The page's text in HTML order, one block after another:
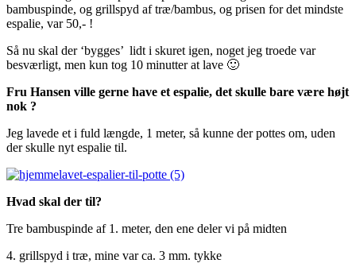
bambuspinde, og grillspyd af træ/bambus, og prisen for det mindste
espalie, var 50,- !
Så nu skal der ‘bygges’ lidt i skuret igen, noget jeg troede var
besværligt, men kun tog 10 minutter at lave 🙂
Fru Hansen ville gerne have et espalie, det skulle bare være højt
nok ?
Jeg lavede et i fuld længde, 1 meter, så kunne der pottes om, uden
der skulle nyt espalie til.
Hvad skal der til?
Tre bambuspinde af 1. meter, den ene deler vi på midten
4. grillspyd i træ, mine var ca. 3 mm. tykke